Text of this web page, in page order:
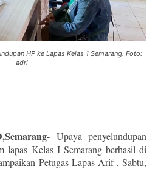
HP ke Lapas Kelas 1 Semarang. Foto:
adri
Upaya penyelundupan
lapas Kelas I Semarang berhasil di
Petugas Lapas Arif , Sabtu,